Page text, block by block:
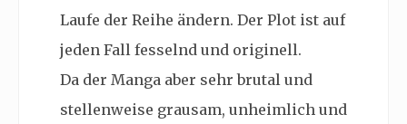
Laufe der Reihe ändern. Der Plot ist auf
jeden Fall fesselnd und originell.
Da der Manga aber sehr brutal und
stellenweise grausam, unheimlich und